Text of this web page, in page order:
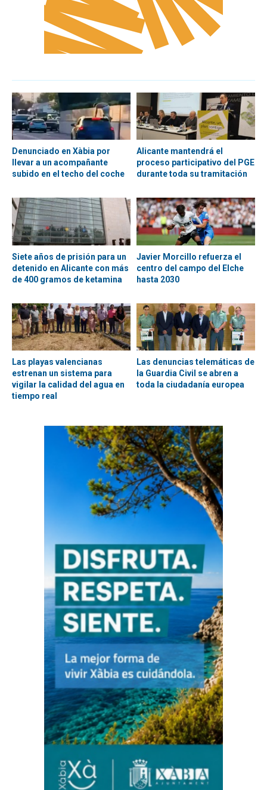
Denunciado en Xàbia por
llevar a un acompañante
subido en el techo del coche
Alicante mantendrá el
proceso participativo del PGE
durante toda su tramitación
Siete años de prisión para un
detenido en Alicante con más
de 400 gramos de ketamina
Javier Morcillo refuerza el
centro del campo del Elche
hasta 2030
Las playas valencianas
estrenan un sistema para
vigilar la calidad del agua en
tiempo real
Las denuncias telemáticas de
la Guardia Civil se abren a
toda la ciudadanía europea